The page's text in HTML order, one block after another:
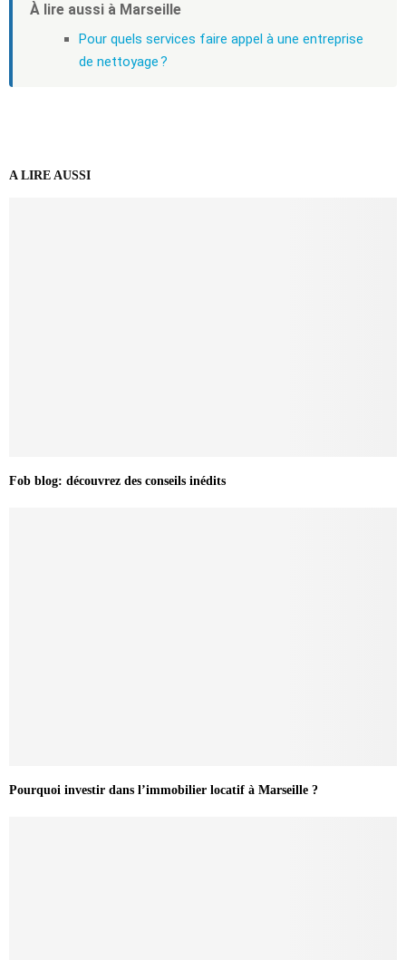
À lire aussi à Marseille
Pour quels services faire appel à une entreprise
de nettoyage ?
A LIRE AUSSI
Fob blog: découvrez des conseils inédits
Pourquoi investir dans l’immobilier locatif à Marseille ?